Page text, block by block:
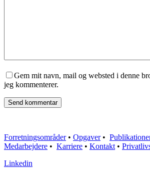
Gem mit navn, mail og websted i denne
jeg kommenterer.
Send kommentar
Forretningsområder• Opgaver•
Medarbejdere • Karriere • Kontakt •
Linkedin